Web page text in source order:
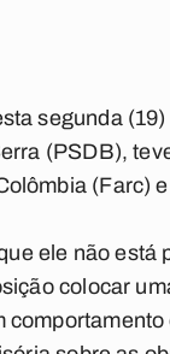
segunda
(PSDB),
(Farc)
ele não está
colocar